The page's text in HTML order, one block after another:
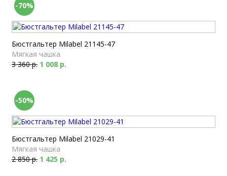
-70%
Бюстгальтер Milabel 21145-47
Мягкая чашка
3 360 р. 1 008 р.
-50%
Бюстгальтер Milabel 21029-41
Мягкая чашка
2 850 р. 1 425 р.